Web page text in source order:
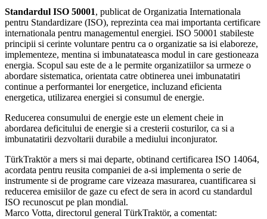
Standardul ISO 50001, publicat de Organizatia Internationala
pentru Standardizare (ISO), reprezinta cea mai importanta certificare
internationala pentru managementul energiei. ISO 50001 stabileste
principii si cerinte voluntare pentru ca o organizatie sa isi elaboreze,
implementeze, mentina si imbunatateasca modul in care gestioneaza
energia. Scopul sau este de a le permite organizatiilor sa urmeze o
abordare sistematica, orientata catre obtinerea unei imbunatatiri
continue a performantei lor energetice, incluzand eficienta
energetica, utilizarea energiei si consumul de energie.
Reducerea consumului de energie este un element cheie in
abordarea deficitului de energie si a cresterii costurilor, ca si a
imbunatatirii dezvoltarii durabile a mediului inconjurator.
TürkTraktör a mers si mai departe, obtinand certificarea ISO 14064,
acordata pentru reusita companiei de a-si implementa o serie de
instrumente si de programe care vizeaza masurarea, cuantificarea si
reducerea emisiilor de gaze cu efect de sera in acord cu standardul
ISO recunoscut pe plan mondial.
Marco Votta, directorul general TürkTraktör, a comentat: